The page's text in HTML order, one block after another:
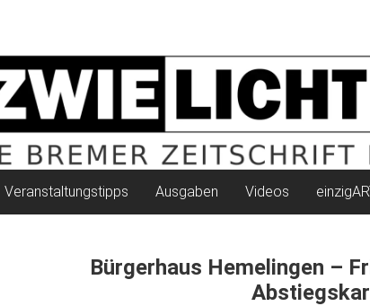
Veranstaltungstipps Ausgaben Videos
Bürgerhaus Hemelingen –